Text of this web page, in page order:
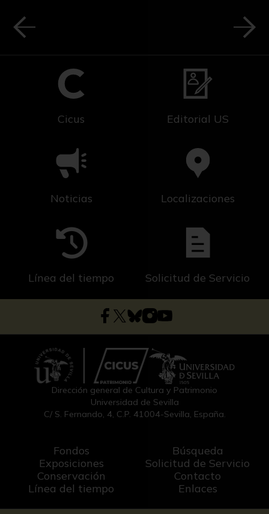
Cicus Editorial US
Noticias Localizaciones
Línea del tiempo Solicitud de Servicio
Dirección general de Cultura y Patrimonio
Universidad de Sevilla
C/ S. Fernando, 4, C.P. 41004-Sevilla, España.
Fondos
Exposiciones
Conservación
Línea del tiempo
Búsqueda
Solicitud de Servicio
Contacto
Enlaces